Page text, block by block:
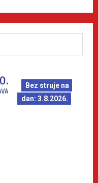
Bez struje na
dan: 3.8.2026.